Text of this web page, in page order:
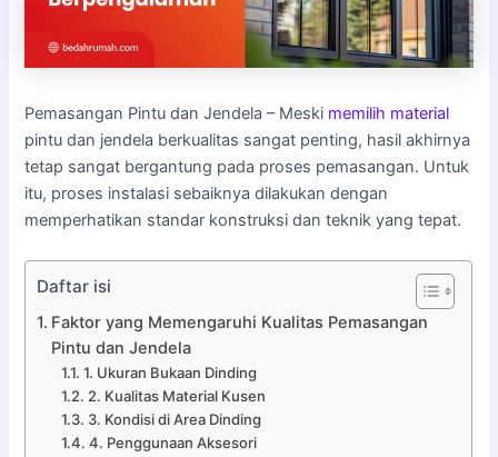
Pemasangan Pintu dan Jendela – Meski memilih material
pintu dan jendela berkualitas sangat penting, hasil akhirnya
tetap sangat bergantung pada proses pemasangan. Untuk
itu, proses instalasi sebaiknya dilakukan dengan
memperhatikan standar konstruksi dan teknik yang tepat.
Daftar isi
Faktor yang Memengaruhi Kualitas Pemasangan
Pintu dan Jendela
1. Ukuran Bukaan Dinding
2. Kualitas Material Kusen
3. Kondisi di Area Dinding
4. Penggunaan Aksesori